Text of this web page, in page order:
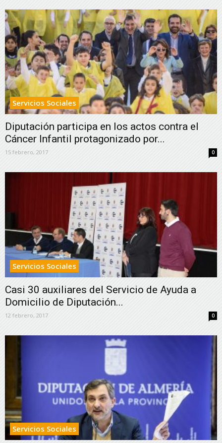
Servicios Sociales
Diputación participa en los actos contra el
Cáncer Infantil protagonizado por...
15 febrero, 2017 0
Servicios Sociales
Casi 30 auxiliares del Servicio de Ayuda a
Domicilio de Diputación...
12 febrero, 2017 0
Servicios Sociales